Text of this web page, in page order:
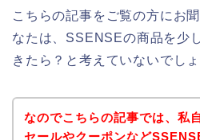
こちらの記事をご覧の方にお
なたは、SSENSEの商品を少
きたら？と考えていないでし
なのでこちらの記事では、私
セールやクーポンなど